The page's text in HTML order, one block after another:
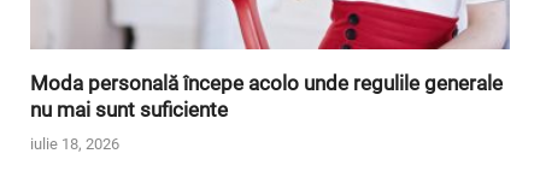
Moda personală începe acolo unde regulile generale
nu mai sunt suficiente
iulie 18, 2026